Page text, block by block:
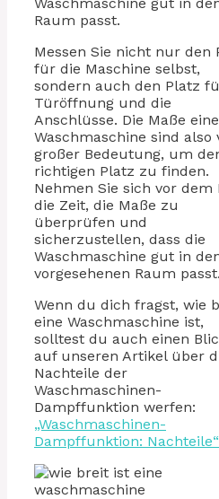
Raum passt.
Messen Sie nicht nur den
für die Maschine selbst,
sondern auch den Platz
Türöffnung und die
Anschlüsse. Die Maße
Waschmaschine sind also
großer Bedeutung, um
richtigen Platz zu finden.
Nehmen Sie sich vor dem
die Zeit, die Maße zu
überprüfen und
sicherzustellen, dass die
Waschmaschine gut in
vorgesehenen Raum passt.
Wenn du dich fragst, wie
eine Waschmaschine ist,
solltest du auch einen
auf unseren Artikel über
Nachteile der
Waschmaschinen-
Dampffunktion werfen:
„Waschmaschinen-
Dampffunktion: Nachteile“